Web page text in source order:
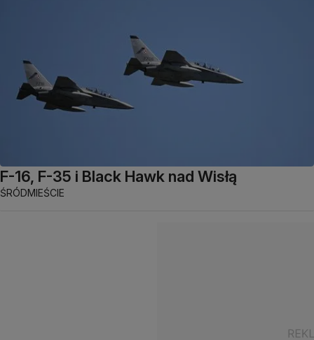
F-16, F-35 i Black Hawk nad Wisłą
ŚRÓDMIEŚCIE